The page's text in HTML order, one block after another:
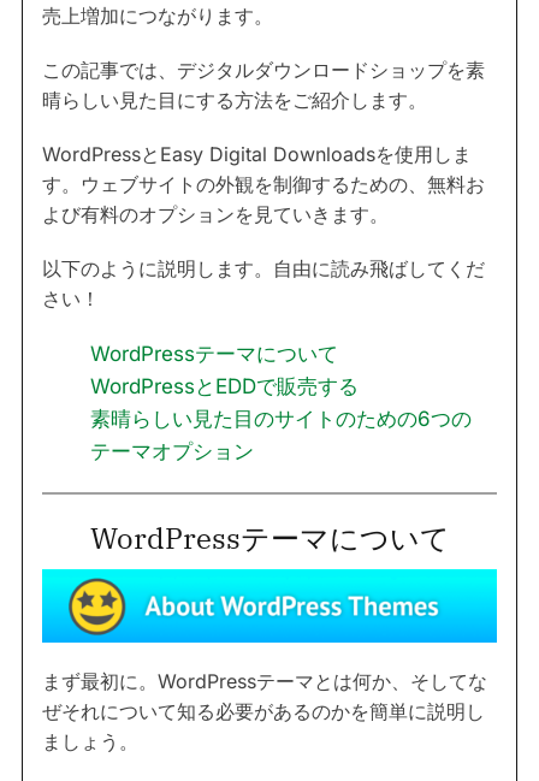
売上増加につながります。
この記事では、デジタルダウンロードショップを素
晴らしい見た目にする方法をご紹介します。
WordPressとEasy Digital Downloadsを使用しま
す。ウェブサイトの外観を制御するための、無料お
よび有料のオプションを見ていきます。
以下のように説明します。自由に読み飛ばしてくだ
さい！
WordPressテーマについて
WordPressとEDDで販売する
素晴らしい見た目のサイトのための6つの
テーマオプション
WordPressテーマについて
まず最初に。WordPressテーマとは何か、そしてな
ぜそれについて知る必要があるのかを簡単に説明し
ましょう。